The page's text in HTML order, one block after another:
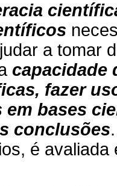
a tomar
capacidade
fazer
em bases
conclusões
é avaliada